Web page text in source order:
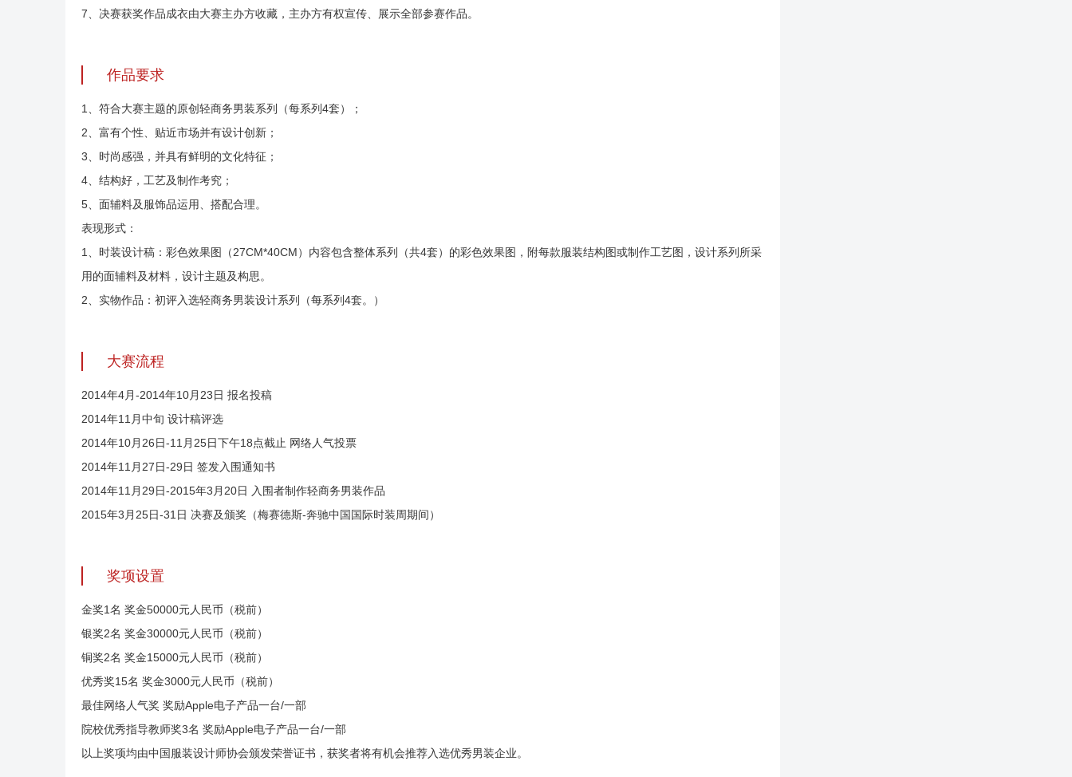
7、决赛获奖作品成衣由大赛主办方收藏，主办方有权宣传、展示全部参赛作品。
作品要求
1、符合大赛主题的原创轻商务男装系列（每系列4套）；
2、富有个性、贴近市场并有设计创新；
3、时尚感强，并具有鲜明的文化特征；
4、结构好，工艺及制作考究；
5、面辅料及服饰品运用、搭配合理。
表现形式：
1、时装设计稿：彩色效果图（27CM*40CM）内容包含整体系列（共4套）的彩色效果图，附每款服装结构图或制作工艺图，设计系列所采
用的面辅料及材料，设计主题及构思。
2、实物作品：初评入选轻商务男装设计系列（每系列4套。）
大赛流程
2014年4月-2014年10月23日 报名投稿
2014年11月中旬 设计稿评选
2014年10月26日-11月25日下午18点截止 网络人气投票
2014年11月27日-29日 签发入围通知书
2014年11月29日-2015年3月20日 入围者制作轻商务男装作品
2015年3月25日-31日 决赛及颁奖（梅赛德斯-奔驰中国国际时装周期间）
奖项设置
金奖1名 奖金50000元人民币（税前）
银奖2名 奖金30000元人民币（税前）
铜奖2名 奖金15000元人民币（税前）
优秀奖15名 奖金3000元人民币（税前）
最佳网络人气奖 奖励Apple电子产品一台/一部
院校优秀指导教师奖3名 奖励Apple电子产品一台/一部
以上奖项均由中国服装设计师协会颁发荣誉证书，获奖者将有机会推荐入选优秀男装企业。